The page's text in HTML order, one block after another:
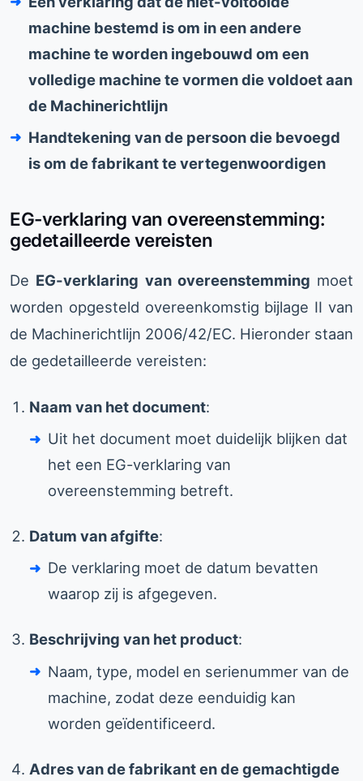
machine bestemd is om in een andere
machine te worden ingebouwd om een
volledige machine te vormen die voldoet aan
de Machinerichtlijn
Handtekening van de persoon die bevoegd
is om de fabrikant te vertegenwoordigen
EG-verklaring van overeenstemming:
gedetailleerde vereisten
De EG-verklaring van overeenstemming moet
worden opgesteld overeenkomstig bijlage II van
de Machinerichtlijn 2006/42/EC. Hieronder staan
de gedetailleerde vereisten:
Naam van het document:
Uit het document moet duidelijk blijken dat
het een EG-verklaring van
overeenstemming betreft.
Datum van afgifte:
De verklaring moet de datum bevatten
waarop zij is afgegeven.
Beschrijving van het product:
Naam, type, model en serienummer van de
machine, zodat deze eenduidig kan
worden geïdentificeerd.
Adres van de fabrikant en de gemachtigde